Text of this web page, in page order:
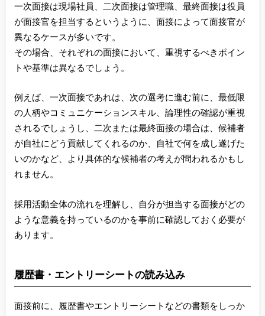
一次面接は現場社員、二次面接は管理職、最終面接は役員
が面接官を担当するというように、面接によって面接官が
異なるケースが多いです。
その場合、それぞれの面接において、重視するべきポイン
トや基準は異なるでしょう。
例えば、一次面接であれは、次の選考に進む前に、最低限
の人柄やコミュニケーションスキル、論理性の確認が重視
されるでしょうし、二次または最終面接の場合は、候補者
が自社にどう貢献してくれるのか、自社で何を成し遂げた
いのかなど、より具体的な候補者の考えが問われるかもし
れません。
採用活動全体の流れを理解し、自分が担当する面接がどの
ような意義を持っているのかを事前に確認しておく必要が
あります。
履歴書・エントリーシートの読み込み
面接前に、履歴書やエントリーシートなどの書類をしっか